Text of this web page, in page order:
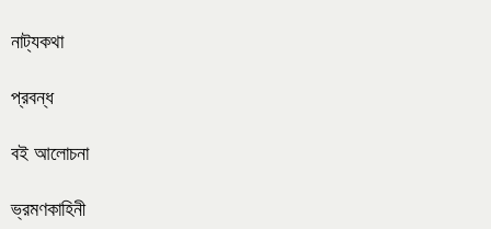
নাট্যকথা
প্রবন্ধ
বই আলোচনা
ভ্রমণকাহিনী